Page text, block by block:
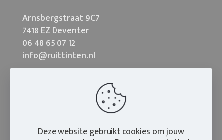
Arnsbergstraat 9C7
7418 EZ Deventer
06 48 65 07 12
info@ruittinten.nl
Deze website gebruikt cookies om jouw